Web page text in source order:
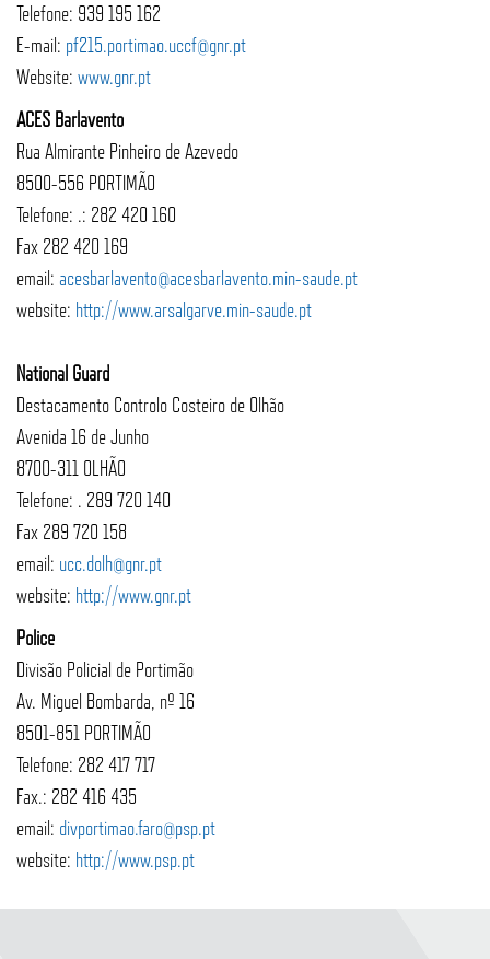
Telefone: 939 195 162
E-mail: pf215.portimao.uccf@gnr.pt
Website: www.gnr.pt
ACES Barlavento
Rua Almirante Pinheiro de Azevedo
8500-556 PORTIMÃO
Telefone: .: 282 420 160
Fax 282 420 169
email: acesbarlavento@acesbarlavento.min-saude.pt
website: http://www.arsalgarve.min-saude.pt
National Guard
Destacamento Controlo Costeiro de Olhão
Avenida 16 de Junho
8700-311 OLHÃO
Telefone: . 289 720 140
Fax 289 720 158
email: ucc.dolh@gnr.pt
website: http://www.gnr.pt
Police
Divisão Policial de Portimão
Av. Miguel Bombarda, nº 16
8501-851 PORTIMÃO
Telefone: 282 417 717
Fax.: 282 416 435
email: divportimao.faro@psp.pt
website: http://www.psp.pt